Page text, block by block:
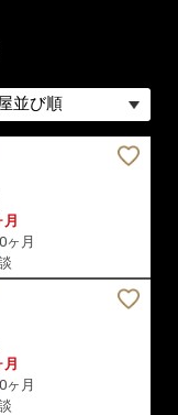
月
0ヶ月
月
0ヶ月